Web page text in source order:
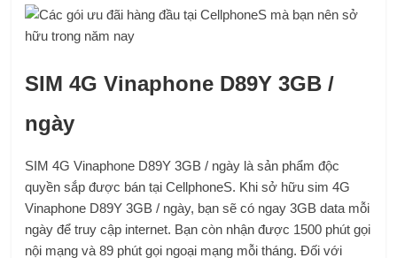
SIM 4G Vinaphone D89Y 3GB /
ngày
SIM 4G Vinaphone D89Y 3GB / ngày là sản phẩm độc
quyền sắp được bán tại CellphoneS. Khi sở hữu sim 4G
Vinaphone D89Y 3GB / ngày, bạn sẽ có ngay 3GB data mỗi
ngày để truy cập internet. Bạn còn nhận được 1500 phút gọi
nội mạng và 89 phút gọi ngoại mạng mỗi tháng. Đối với